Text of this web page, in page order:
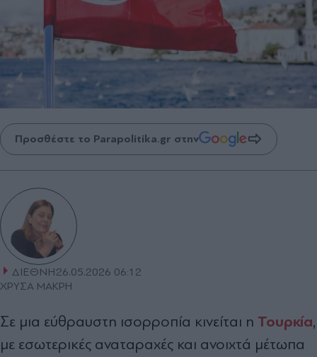
Προσθέστε το Parapolitika.gr στην
ΔΙΕΘΝΗ26.05.2026 06:12
ΧΡΥΣΑ ΜΑΚΡΗ
Σε μια εύθραυστη ισορροπία κινείται η Τουρκία,
με εσωτερικές αναταραχές και ανοιχτά μέτωπα